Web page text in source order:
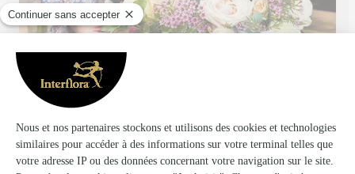
Couleurs Nature
Rieumes
35, allée de la Libération
Voir la boutique